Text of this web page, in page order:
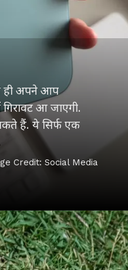
ही अपने आप
आ जाएगी.
हैं. ये सिर्फ एक
Credit: Social Media